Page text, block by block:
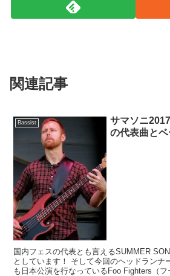
関連記事
Bassist
サマソニ
の代表曲とベ
国内フェスの代表とも言えるSUMMER
としています！ そして今回のヘッドランナ
も日本公演を行なっているFoo Fighters（フ